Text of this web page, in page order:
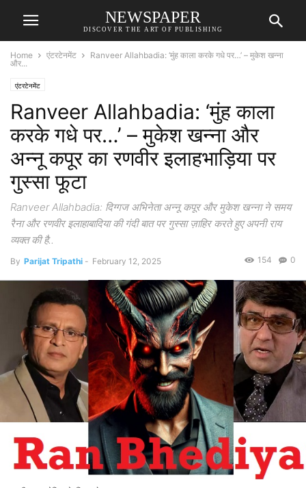
NEWSPAPER
DISCOVER THE ART OF PUBLISHING
Home एंटरटेनमेंट
Ranveer Allahbadia: ‘मुंह काला करके गधे पर…’ – मुकेश खन्ना
और...
एंटरटेनमेंट
Ranveer Allahbadia: ‘मुंह काला
करके गधे पर…’ – मुकेश खन्ना और
अन्नू कपूर का रणवीर इलाहभाड़िया पर
गुस्सा फूटा
Ranveer Allahbadia: दिग्गज अभिनेता अन्नू कपूर और मुकेश खन्ना ने समय
रैना और रणवीर इलाहाबादिया की गंदी बात पर गुस्सा ज़ाहिर करते हुए अपनी राय
व्यक्त की है..
By Parijat Tripathi - February 12, 2025 0
154